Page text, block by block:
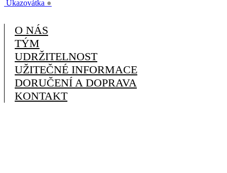
Ukazovátka ●
O NÁS
TÝM
UDRŽITELNOST
UŽITEČNÉ INFORMACE
DORUČENÍ A DOPRAVA
KONTAKT